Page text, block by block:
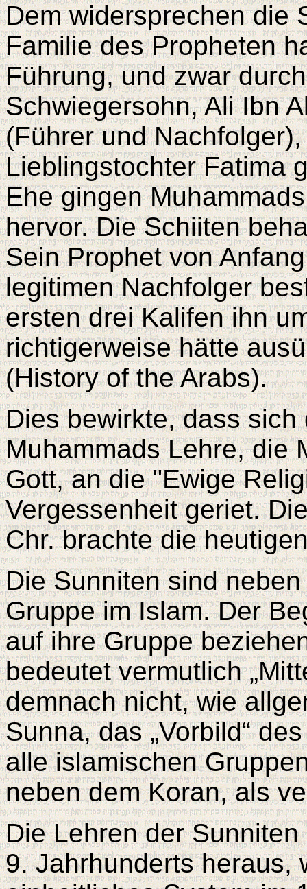
Dem widersprechen die
Familie des Propheten
Führung, und zwar
Schwiegersohn, Ali Ibn
(Führer und
Lieblingstochter Fatima
Ehe gingen
hervor. Die Schiiten
Sein Prophet von
legitimen Nachfolger
ersten drei Kalifen ihn
richtigerweise hätte
(History of the Arabs).
Dies bewirkte, dass
Muhammads Lehre, die
Gott, an die "Ewige
Vergessenheit geriet.
Chr. brachte die
Die Sunniten sind
Gruppe im Islam. Der
auf ihre Gruppe
bedeutet vermutlich
demnach nicht, wie
Sunna, das „Vorbild“
alle islamischen
neben dem Koran, als
Die Lehren der
9. Jahrhunderts heraus,